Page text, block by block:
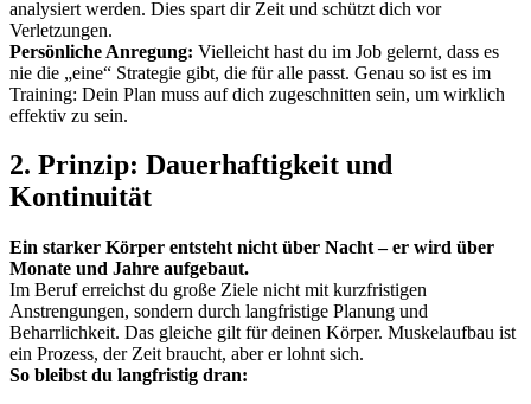
analysiert werden. Dies spart dir Zeit und schützt dich vor
Verletzungen.
Persönliche Anregung: Vielleicht hast du im Job gelernt, dass es
nie die „eine“ Strategie gibt, die für alle passt. Genau so ist es im
Training: Dein Plan muss auf dich zugeschnitten sein, um wirklich
effektiv zu sein.
2. Prinzip: Dauerhaftigkeit und
Kontinuität
Ein starker Körper entsteht nicht über Nacht – er wird über
Monate und Jahre aufgebaut.
Im Beruf erreichst du große Ziele nicht mit kurzfristigen
Anstrengungen, sondern durch langfristige Planung und
Beharrlichkeit. Das gleiche gilt für deinen Körper. Muskelaufbau ist
ein Prozess, der Zeit braucht, aber er lohnt sich.
So bleibst du langfristig dran: